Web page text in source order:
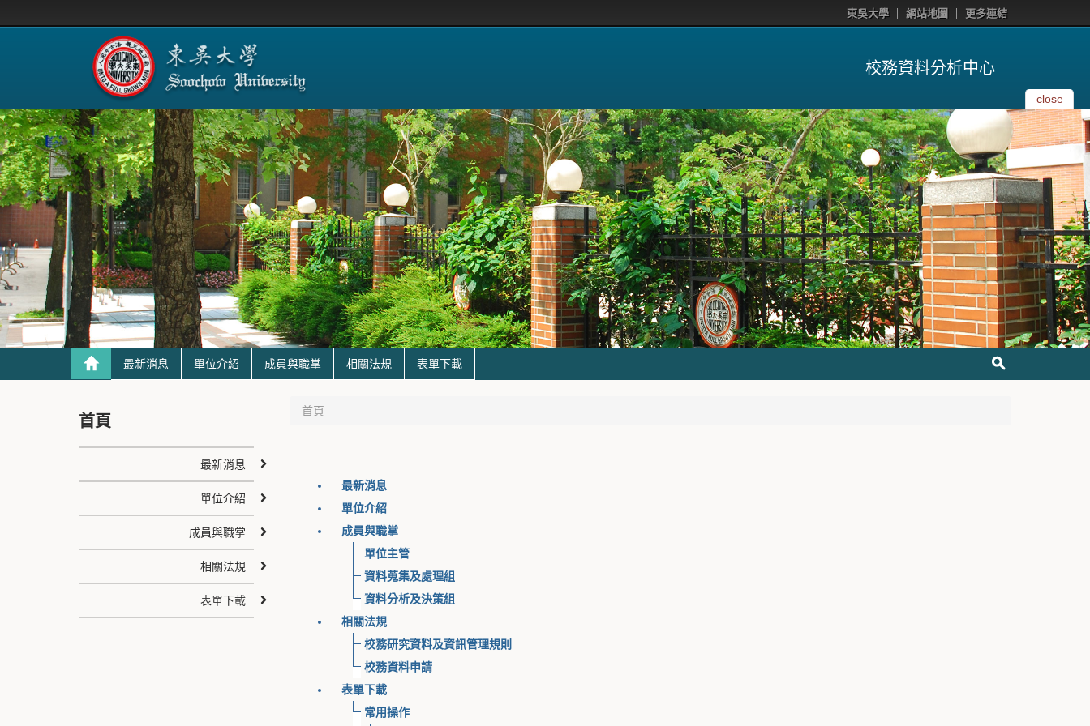
東吳大學 網站地圖 更多連結
校務資料分析中心
close
最新消息 單位介紹 成員與職掌 相關法規 表單下載
首頁
最新消息
單位介紹
成員與職掌
單位主管
資料蒐集及處理組
資料分析及決策組
相關法規
校務研究資料及資訊管理規則
校務資料申請
表單下載
常用操作
首頁
最新消息
單位介紹
成員與職掌
相關法規
表單下載